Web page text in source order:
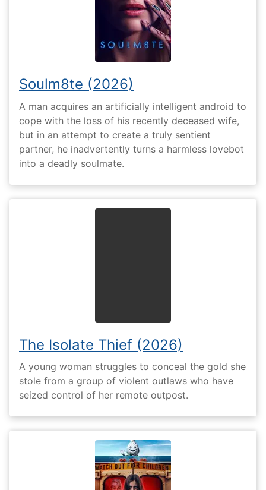
Soulm8te (2026)
A man acquires an artificially intelligent android to
cope with the loss of his recently deceased wife,
but in an attempt to create a truly sentient
partner, he inadvertently turns a harmless lovebot
into a deadly soulmate.
The Isolate Thief (2026)
A young woman struggles to conceal the gold she
stole from a group of violent outlaws who have
seized control of her remote outpost.